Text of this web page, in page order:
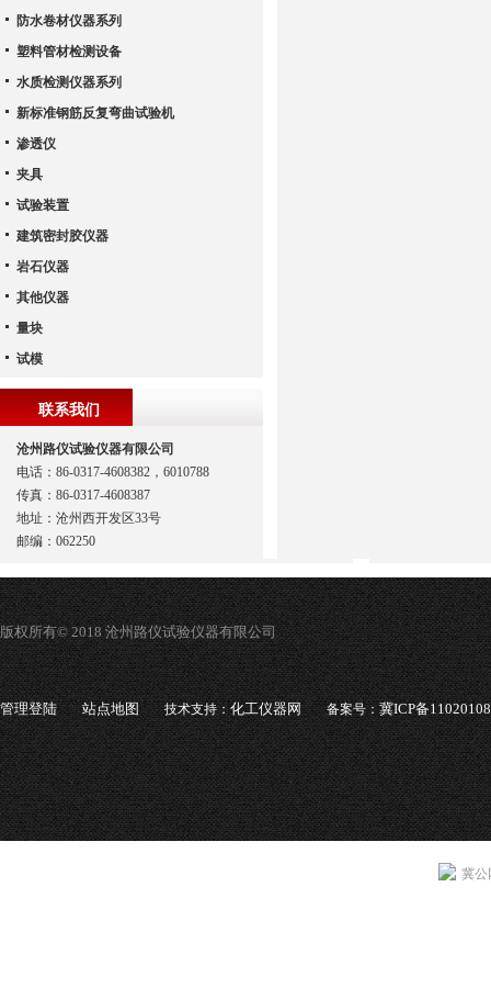
防水卷材仪器系列
塑料管材检测设备
水质检测仪器系列
新标准钢筋反复弯曲试验机
渗透仪
夹具
试验装置
建筑密封胶仪器
岩石仪器
其他仪器
量块
试模
联系我们
沧州路仪试验仪器有限公司
电话：86-0317-4608382，6010788
传真：86-0317-4608387
地址：沧州西开发区33号
邮编：062250
版权所有© 2018 沧州路仪试验仪器有限公司
管理登陆 站点地图 技术支持：化工仪器网 备案号：冀ICP备
冀公